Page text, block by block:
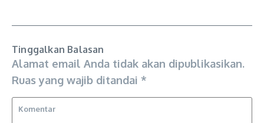
Tinggalkan Balasan
Alamat email Anda tidak akan dipublikasikan.
Ruas yang wajib ditandai *